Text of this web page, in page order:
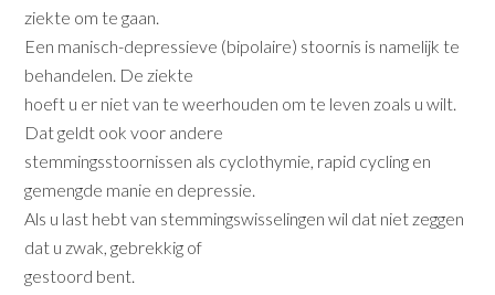
ziekte om te gaan.
Een manisch-depressieve (bipolaire) stoornis is namelijk te
behandelen. De ziekte
hoeft u er niet van te weerhouden om te leven zoals u wilt.
Dat geldt ook voor andere
stemmingsstoornissen als cyclothymie, rapid cycling en
gemengde manie en depressie.
Als u last hebt van stemmingswisselingen wil dat niet zeggen
dat u zwak, gebrekkig of
gestoord bent.